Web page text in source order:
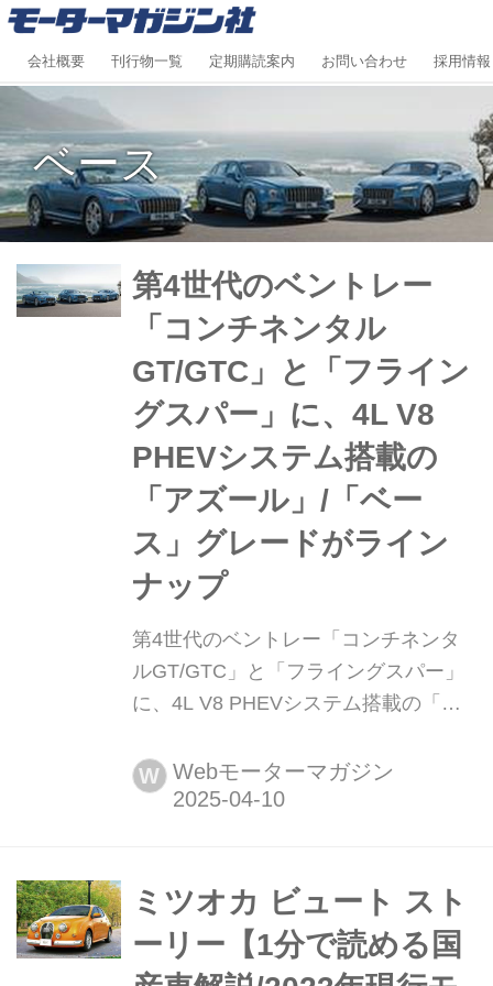
会社概要 刊行物一覧 定期購読案内 お問い合わせ 採用情報
ベース
第4世代のベントレー
「コンチネンタル
GT/GTC」と「フライン
グスパー」に、4L V8
PHEVシステム搭載の
「アズール」/「ベー
ス」グレードがライン
ナップ
第4世代のベントレー「コンチネンタ
ルGT/GTC」と「フライングスパー」
に、4L V8 PHEVシステム搭載の「ア
ナップ 2025年4月8日(英・現地時間)、
ベントレーモーターズは第4世代のベ
ル」と「ベース」の2グレードを設定
したと発表。ともに「ハイパフォーマ
ンスハイブリッド」(最高出力680ps/最
W Webモーターマガジン
ミツオカ ビュート スト
ーリー【1分で読める国